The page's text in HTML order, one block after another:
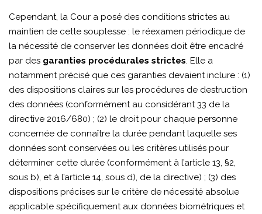
Cependant, la Cour a posé des conditions strictes au
maintien de cette souplesse : le réexamen périodique de
la nécessité de conserver les données doit être encadré
par des garanties procédurales strictes. Elle a
notamment précisé que ces garanties devaient inclure : (1)
des dispositions claires sur les procédures de destruction
des données (conformément au considérant 33 de la
directive 2016/680) ; (2) le droit pour chaque personne
concernée de connaître la durée pendant laquelle ses
données sont conservées ou les critères utilisés pour
déterminer cette durée (conformément à l’article 13, §2,
sous b), et à l’article 14, sous d), de la directive) ; (3) des
dispositions précises sur le critère de nécessité absolue
applicable spécifiquement aux données biométriques et